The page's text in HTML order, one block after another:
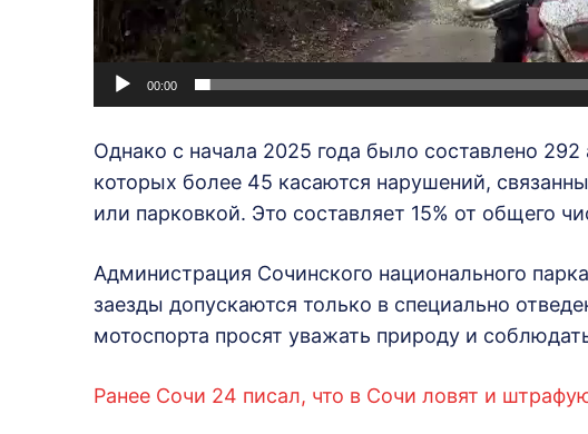
00:00
Однако с начала 2025 года было составлено
которых более 45 касаются нарушений,
или парковкой. Это составляет 15% от общего
Администрация Сочинского национального
заезды допускаются только в специально
мотоспорта просят уважать природу и
Ранее Сочи 24 писал, что в Сочи ловят и